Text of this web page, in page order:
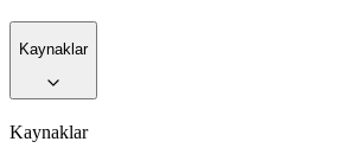
Kaynaklar
Kaynaklar